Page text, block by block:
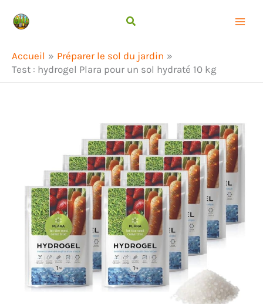
Accueil
Préparer le sol du jardin
Test : hydrogel Plara pour un sol hydraté 10 kg